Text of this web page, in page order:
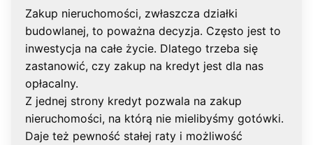
Zakup nieruchomości, zwłaszcza działki
budowlanej, to poważna decyzja. Często jest to
inwestycja na całe życie. Dlatego trzeba się
zastanowić, czy zakup na kredyt jest dla nas
opłacalny.
Z jednej strony kredyt pozwala na zakup
nieruchomości, na którą nie mielibyśmy gotówki.
Daje też pewność stałej raty i możliwość